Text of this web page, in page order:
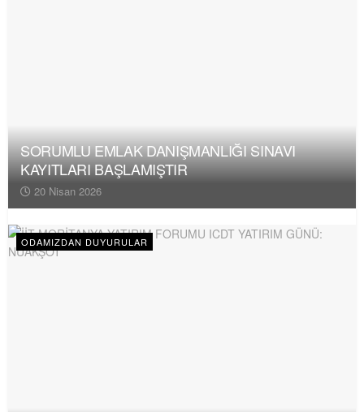
SORUMLU EMLAK DANIŞMANLIĞI SINAVI
KAYITLARI BAŞLAMIŞTIR
20 Nisan 2026
ODAMIZDAN DUYURULAR